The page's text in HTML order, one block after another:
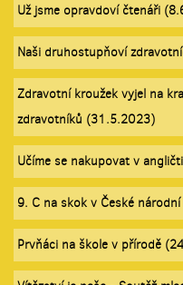
Už jsme opravdoví čtenáři
Naši druhostupňoví
Zdravotní kroužek vyjel na
zdravotníků (31.5.2023)
Učíme se nakupovat v
9. C na skok v České
Prvňáci na škole v přírodě